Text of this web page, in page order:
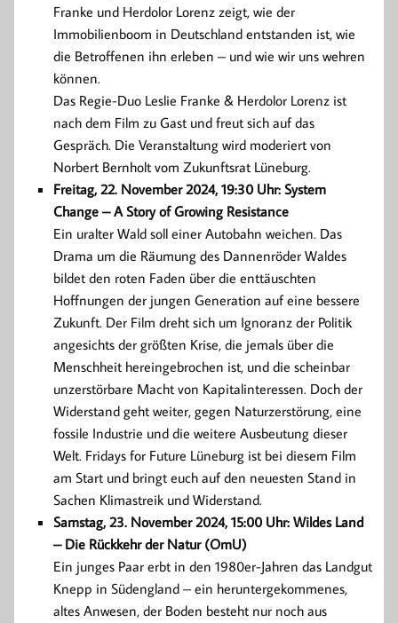
Franke und Herdolor Lorenz zeigt, wie der
Immobilienboom in Deutschland entstanden ist, wie
die Betroffenen ihn erleben – und wie wir uns wehren
können.
Das Regie-Duo Leslie Franke & Herdolor Lorenz ist
nach dem Film zu Gast und freut sich auf das
Gespräch. Die Veranstaltung wird moderiert von
Norbert Bernholt vom Zukunftsrat Lüneburg.
Freitag, 22. November 2024, 19:30 Uhr: System
Change – A Story of Growing Resistance
Ein uralter Wald soll einer Autobahn weichen. Das
Drama um die Räumung des Dannenröder Waldes
bildet den roten Faden über die enttäuschten
Hoffnungen der jungen Generation auf eine bessere
Zukunft. Der Film dreht sich um Ignoranz der Politik
angesichts der größten Krise, die jemals über die
Menschheit herein­ge­brochen ist, und die scheinbar
unzer­störbare Macht von Kapitalinteressen. Doch der
Widerstand geht weiter, gegen Naturzerstörung, eine
fossile Industrie und die weitere Ausbeutung dieser
Welt. Fridays for Future Lüneburg ist bei diesem Film
am Start und bringt euch auf den neuesten Stand in
Sachen Klimastreik und Widerstand.
Samstag, 23. November 2024, 15:00 Uhr: Wildes Land
– Die Rückkehr der Natur (OmU)
Ein junges Paar erbt in den 1980er-Jahren das Landgut
Knepp in Südengland – ein heruntergekommenes,
altes Anwesen, der Boden besteht nur noch aus